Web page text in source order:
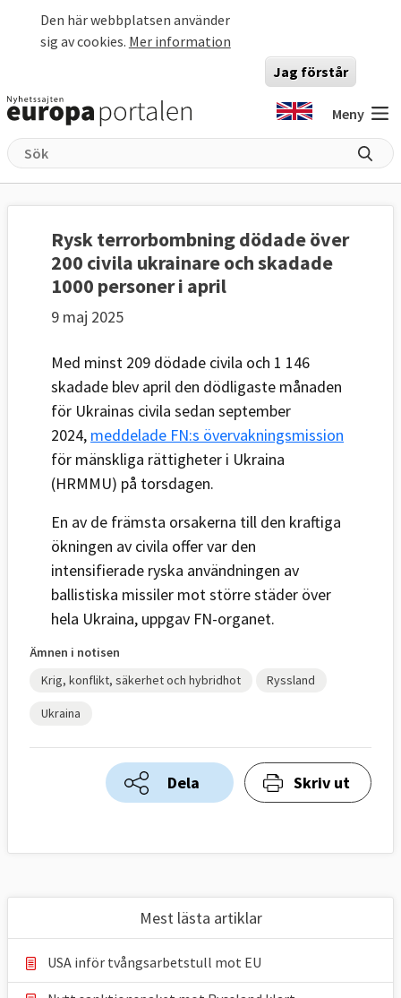
Den här webbplatsen använder
sig av cookies. Mer information
Jag förstår
Meny
Rysk terrorbombning dödade över
200 civila ukrainare och skadade
1000 personer i april
9 maj 2025
Med minst 209 dödade civila och 1 146
skadade blev april den dödligaste månaden
för Ukrainas civila sedan september
2024, meddelade FN:s övervakningsmission
för mänskliga rättigheter i Ukraina
(HRMMU) på torsdagen.
En av de främsta orsakerna till den kraftiga
ökningen av civila offer var den
intensifierade ryska användningen av
ballistiska missiler mot större städer över
hela Ukraina, uppgav FN-organet.
Ämnen i notisen
Krig, konflikt, säkerhet och hybridhot
Ryssland
Ukraina
Dela Skriv ut
Mest lästa artiklar
USA inför tvångsarbetstull mot EU